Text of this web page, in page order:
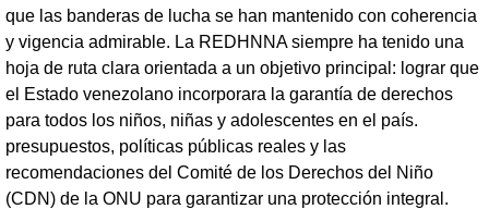
que las banderas de lucha se han mantenido con coherencia
y vigencia admirable. La REDHNNA siempre ha tenido una
hoja de ruta clara orientada a un objetivo principal: lograr que
el Estado venezolano incorporara la garantía de derechos
para todos los niños, niñas y adolescentes en el país.
presupuestos, políticas públicas reales y las
recomendaciones del Comité de los Derechos del Niño
(CDN) de la ONU para garantizar una protección integral.